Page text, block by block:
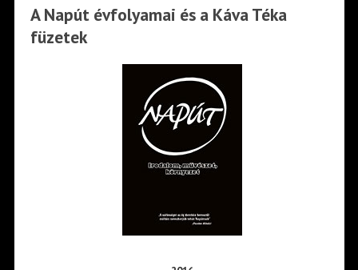
A Napút évfolyamai és a Káva Téka
füzetek